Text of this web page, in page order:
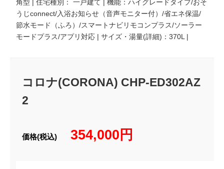
角型 | 住宅種別： 一戸建て | 機能：ハイグレードタイプ/おそ
うじconnect/入浴お知らせ（音声モニター付）/省エネ保温/
節水モード（ふろ）/スマートナビリモコンプラス/ソーラー
モードプラス/アプリ対応 | サイズ・湯量(詳細)：370L |
コロナ(CORONA) CHP-ED302AZ
2
価格(税込)354,000円